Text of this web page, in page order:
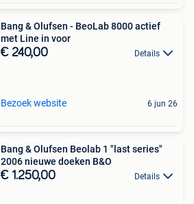
Bang & Olufsen - BeoLab 8000 actief
met Line in voor
€ 240,00 Details
Bezoek website 6 jun 26
Bang & Olufsen Beolab 1 "last series"
2006 nieuwe doeken B&O
€ 1.250,00 Details